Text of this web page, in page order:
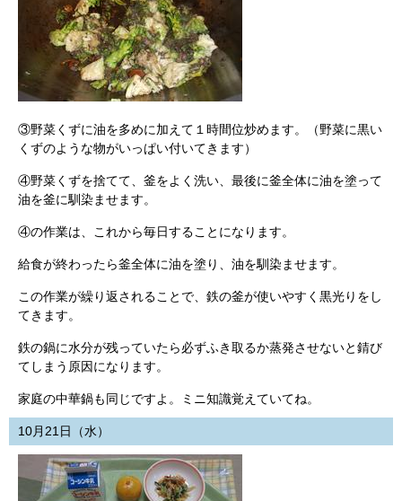
③野菜くずに油を多めに加えて１時間位炒めます。（野菜に黒い
くずのような物がいっぱい付いてきます）
④野菜くずを捨てて、釜をよく洗い、最後に釜全体に油を塗って
油を釜に馴染ませます。
④の作業は、これから毎日することになります。
給食が終わったら釜全体に油を塗り、油を馴染ませます。
この作業が繰り返されることで、鉄の釜が使いやすく黒光りをし
てきます。
鉄の鍋に水分が残っていたら必ずふき取るか蒸発させないと錆び
てしまう原因になります。
家庭の中華鍋も同じですよ。ミニ知識覚えていてね。
10月21日（水）